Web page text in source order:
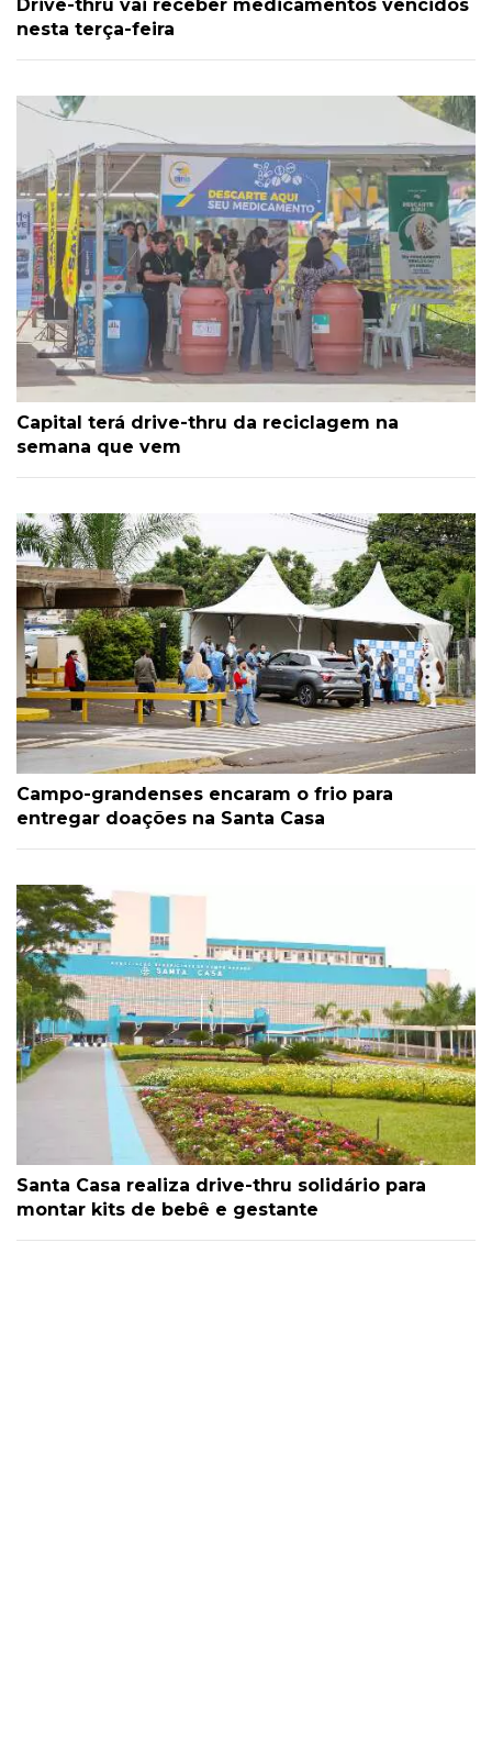
Drive-thru vai receber medicamentos vencidos
nesta terça-feira
Capital terá drive-thru da reciclagem na
semana que vem
Campo-grandenses encaram o frio para
entregar doações na Santa Casa
Santa Casa realiza drive-thru solidário para
montar kits de bebê e gestante